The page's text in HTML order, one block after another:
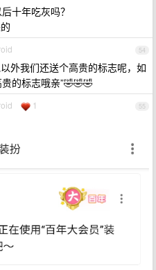
十年吃灰吗？
54
外我们还送个高贵的标志呢，如
的标志哦亲”🤣🤣🤣
55
1